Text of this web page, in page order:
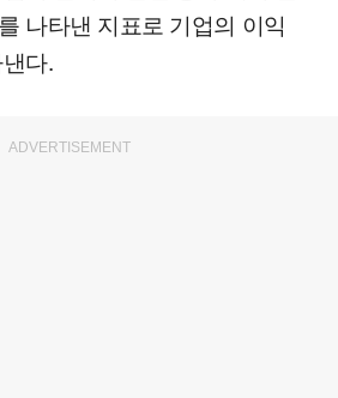
나타낸 지표로 기업의 이익
다.
ADVERTISEMENT